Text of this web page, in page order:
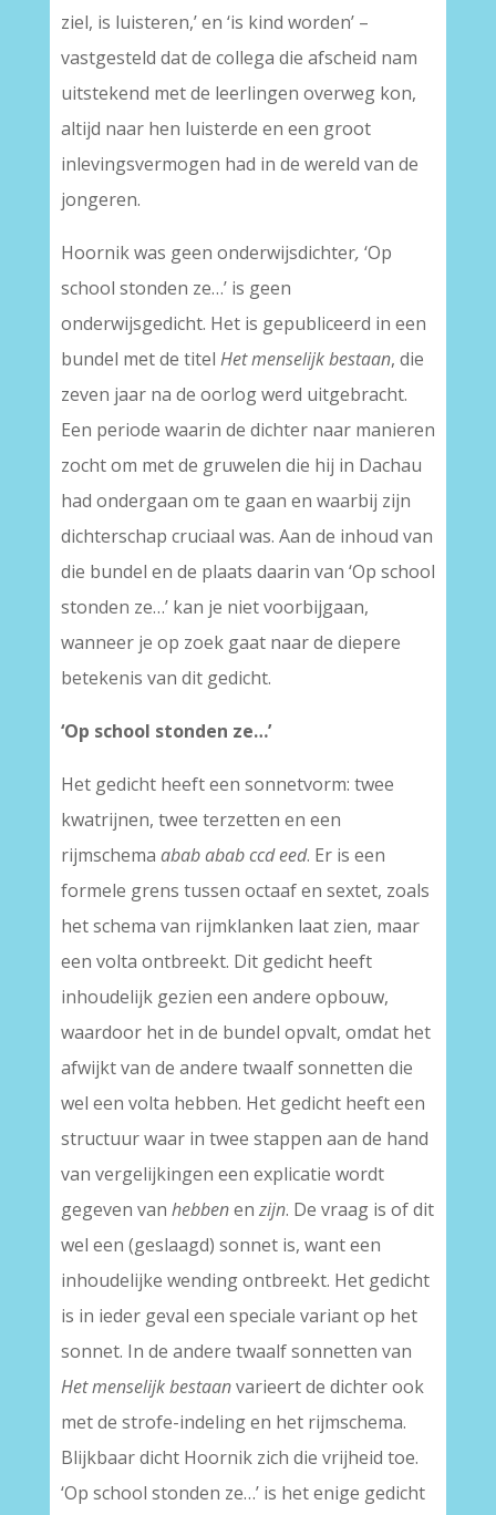
ziel, is luisteren,’ en ‘is kind worden’ –
vastgesteld dat de collega die afscheid nam
uitstekend met de leerlingen overweg kon,
altijd naar hen luisterde en een groot
inlevingsvermogen had in de wereld van de
jongeren.
Hoornik was geen onderwijsdichter, ‘Op
school stonden ze…’ is geen
onderwijsgedicht. Het is gepubliceerd in een
bundel met de titel Het menselijk bestaan, die
zeven jaar na de oorlog werd uitgebracht.
Een periode waarin de dichter naar manieren
zocht om met de gruwelen die hij in Dachau
had ondergaan om te gaan en waarbij zijn
dichterschap cruciaal was. Aan de inhoud van
die bundel en de plaats daarin van ‘Op school
stonden ze…’ kan je niet voorbijgaan,
wanneer je op zoek gaat naar de diepere
betekenis van dit gedicht.
‘Op school stonden ze…’
Het gedicht heeft een sonnetvorm: twee
kwatrijnen, twee terzetten en een
rijmschema abab abab ccd eed. Er is een
formele grens tussen octaaf en sextet, zoals
het schema van rijmklanken laat zien, maar
een volta ontbreekt. Dit gedicht heeft
inhoudelijk gezien een andere opbouw,
waardoor het in de bundel opvalt, omdat het
afwijkt van de andere twaalf sonnetten die
wel een volta hebben. Het gedicht heeft een
structuur waar in twee stappen aan de hand
van vergelijkingen een explicatie wordt
gegeven van hebbenen zijn. De vraag is of dit
wel een (geslaagd) sonnet is, want een
inhoudelijke wending ontbreekt. Het gedicht
is in ieder geval een speciale variant op het
sonnet. In de andere twaalf sonnetten van
Het menselijk bestaanvarieert de dichter ook
met de strofe-indeling en het rijmschema.
Blijkbaar dicht Hoornik zich die vrijheid toe.
‘Op school stonden ze…’ is het enige gedicht